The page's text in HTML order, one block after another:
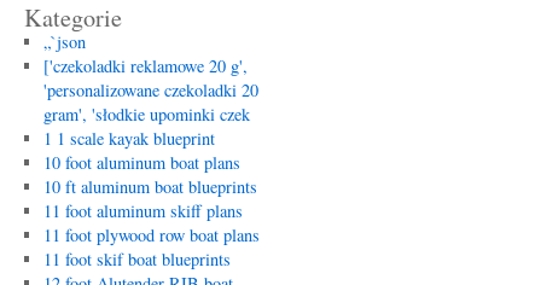
Kategorie
„`json
['czekoladki reklamowe 20 g',
'personalizowane czekoladki 20
gram', 'słodkie upominki czek
1 1 scale kayak blueprint
10 foot aluminum boat plans
10 ft aluminum boat blueprints
11 foot aluminum skiff plans
11 foot plywood row boat plans
11 foot skif boat blueprints